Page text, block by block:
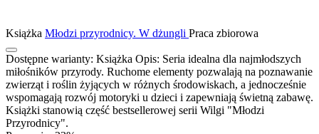
Książka Młodzi przyrodnicy. W dżungli Praca zbiorowa
Dostępne warianty: Książka Opis: Seria idealna dla najmłodszych
miłośników przyrody. Ruchome elementy pozwalają na poznawanie
zwierząt i roślin żyjących w różnych środowiskach, a jednocześnie
wspomagają rozwój motoryki u dzieci i zapewniają świetną zabawę.
Książki stanowią część bestsellerowej serii Wilgi "Młodzi
Przyrodnicy".